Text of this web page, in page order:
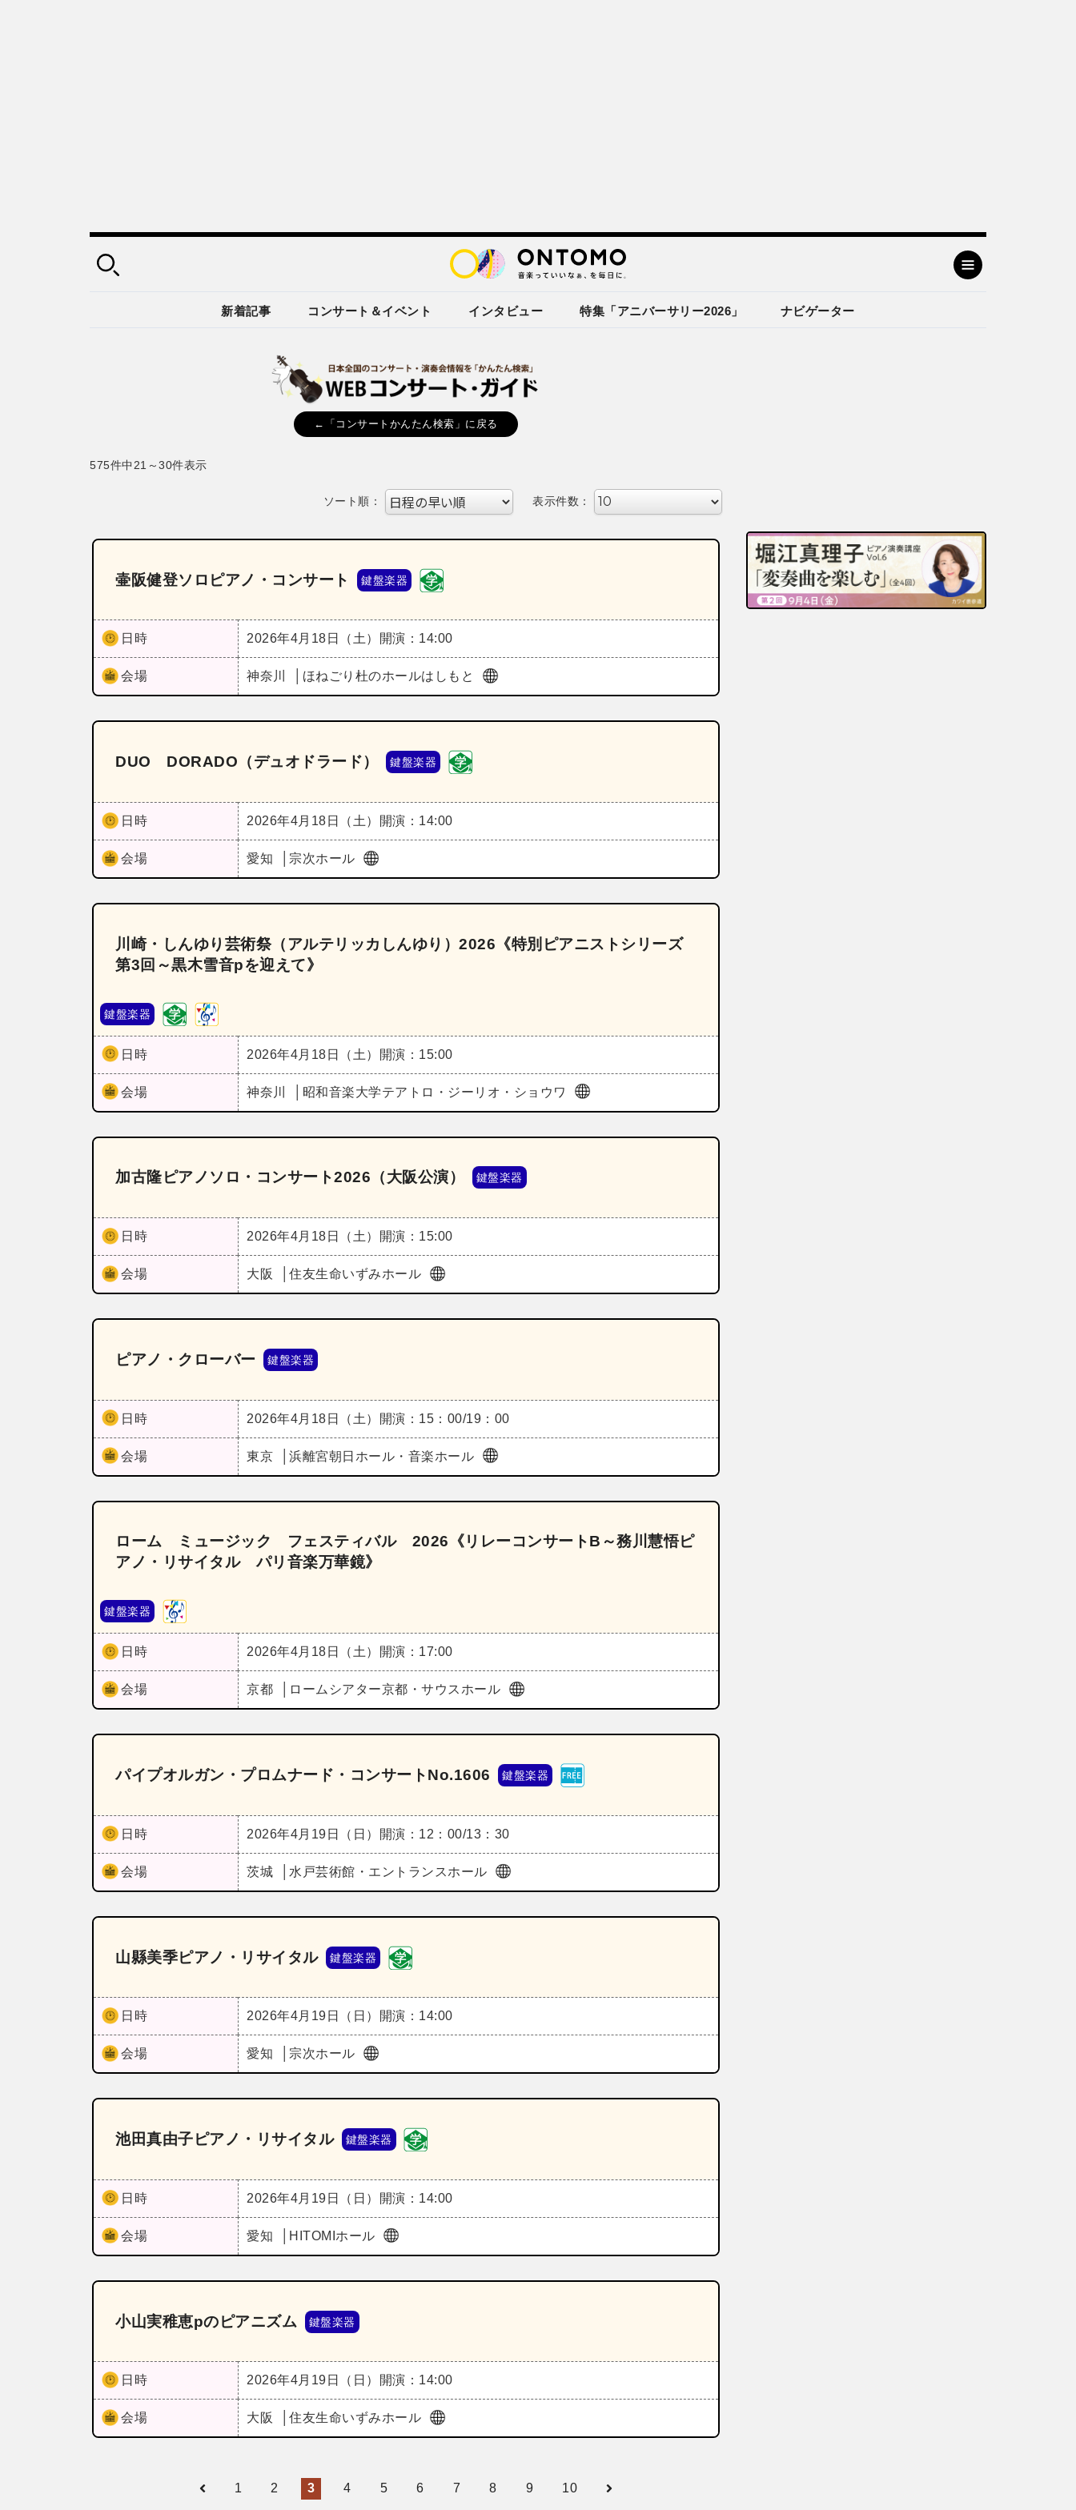
新着記事 コンサート＆イベント インタビュー 特集「アニバーサリー2026」 ナビゲーター
←「コンサートかんたん検索」に戻る
575件中21～30件表示
ソート順： 表示件数：
壷阪健登ソロピアノ・コンサート 鍵盤楽器
日時 2026年4月18日（土） 開演：14:00
会場 神奈川 ほねごり杜のホールはしもと
DUO DORADO（デュオドラード） 鍵盤楽器
日時 2026年4月18日（土） 開演：14:00
会場 愛知 宗次ホール
川崎・しんゆり芸術祭（アルテリッカしんゆり）2026《特別ピアニストシリーズ
第3回～黒木雪音pを迎えて》
鍵盤楽器
日時 2026年4月18日（土） 開演：15:00
会場 神奈川 昭和音楽大学テアトロ・ジーリオ・ショウワ
加古隆ピアノソロ・コンサート2026（大阪公演） 鍵盤楽器
日時 2026年4月18日（土） 開演：15:00
会場 大阪 住友生命いずみホール
ピアノ・クローバー 鍵盤楽器
日時 2026年4月18日（土） 開演：15：00/19：00
会場 東京 浜離宮朝日ホール・音楽ホール
ローム ミュージック フェスティバル 2026《リレーコンサートB～務川慧悟ピ
アノ・リサイタル パリ音楽万華鏡》
鍵盤楽器
日時 2026年4月18日（土） 開演：17:00
会場 京都 ロームシアター京都・サウスホール
パイプオルガン・プロムナード・コンサートNo.1606 鍵盤楽器
日時 2026年4月19日（日） 開演：12：00/13：30
会場 茨城 水戸芸術館・エントランスホール
山縣美季ピアノ・リサイタル 鍵盤楽器
日時 2026年4月19日（日） 開演：14:00
会場 愛知 宗次ホール
池田真由子ピアノ・リサイタル 鍵盤楽器
日時 2026年4月19日（日） 開演：14:00
会場 愛知 HITOMIホール
小山実稚恵pのピアニズム 鍵盤楽器
日時 2026年4月19日（日） 開演：14:00
会場 大阪 住友生命いずみホール
1 2 3 4 5 6 7 8 9 10